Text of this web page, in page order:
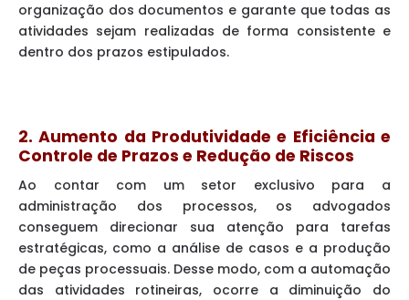
organização dos documentos e garante que todas as
atividades sejam realizadas de forma consistente e
dentro dos prazos estipulados.
2. Aumento da Produtividade e Eficiência e
Controle de Prazos e Redução de Riscos
Ao contar com um setor exclusivo para a
administração dos processos, os advogados
conseguem direcionar sua atenção para tarefas
estratégicas, como a análise de casos e a produção
de peças processuais. Desse modo, com a automação
das atividades rotineiras, ocorre a diminuição do